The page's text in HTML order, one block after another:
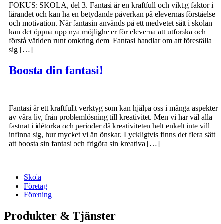
FOKUS: SKOLA, del 3. Fantasi är en kraftfull och viktig faktor i
lärandet och kan ha en betydande påverkan på elevernas förståelse
och motivation. När fantasin används på ett medvetet sätt i skolan
kan det öppna upp nya möjligheter för eleverna att utforska och
förstå världen runt omkring dem. Fantasi handlar om att föreställa
sig […]
Boosta din fantasi!
Fantasi är ett kraftfullt verktyg som kan hjälpa oss i många aspekter
av våra liv, från problemlösning till kreativitet. Men vi har väl alla
fastnat i idétorka och perioder då kreativiteten helt enkelt inte vill
infinna sig, hur mycket vi än önskar. Lyckligtvis finns det flera sätt
att boosta sin fantasi och frigöra sin kreativa […]
Skola
Företag
Förening
Produkter & Tjänster